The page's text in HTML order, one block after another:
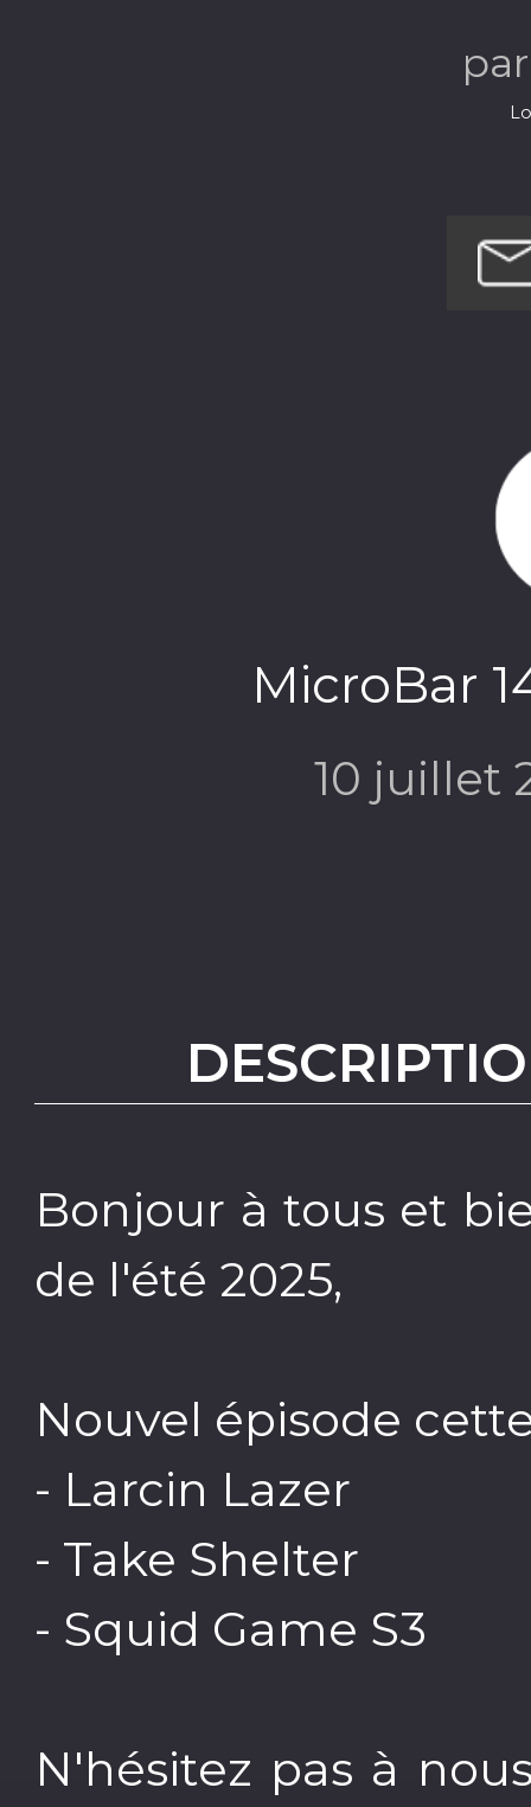
MicroBar
10 juillet
Bonjour à tous et
de l'été 2025,
Nouvel épisode
- Larcin Lazer
- Take Shelter
- Squid Game S3
N'hésitez pas à